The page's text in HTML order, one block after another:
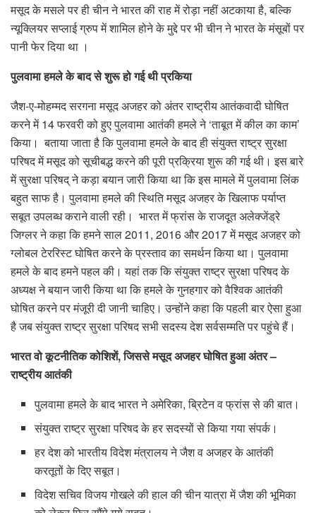
मसूद के मसले पर ही चीन ने भारत की राह में रोड़ा नहीं अटकाया है, बल्कि
न्‍यूक्लियर सप्‍लाई ग्रुप में शामिल होने के मुद्दे पर भी चीन ने भारत के मंसूबों पर
पानी फेर दिया था ।
पुलवामा हमले के बाद से शुरू हो गई थी प्रकिया
जैश-ए-मोहम्मद सरगना मसूद अजहर को अंतर राष्ट्रीय आतंकवादी घोषित
करने में 14 फरवरी को हुए पुलवामा आतंकी हमले ने ‘ताबूत में कील का काम’
किया। बताया जाता है कि पुलवामा हमले के बाद ही संयुक्‍त राष्‍ट्र सुरक्षा
परिषद में मसूद को सूचीबद्ध करने की पूरी प्रक्रिया शुरू की गई थी। इस बारे
में सुरक्षा परिषद् ने कड़ा बयान जारी किया था कि इस मामले में पुलवामा लिंक
बहुत साफ है। पुलवामा हमले की स्थिति मसूद अजहर के खिलाफ पर्याप्‍त
सबूत उपलब्‍ध कराने वाली रही। भारत में फ्रांस के राजदूत अलेक्जेंड्रे
जिग्लर ने कहा कि हमने साल 2011, 2016 और 2017 में मसूद अजहर को
ग्लोबल टेररिस्ट घोषित करने के प्रस्‍ताव का समर्थन किया था। पुलवामा
हमले के बाद हमने पहल की। यहां तक कि संयुक्‍त राष्‍ट्र सुरक्षा परिषद के
अध्‍यक्ष ने बयान जारी किया था कि हमले के गुनहगार को वैश्विक आतंकी
घोषित करने पर मंजूरी दी जानी चाहिए। उन्‍होंने कहा कि पहली बार ऐसा हुआ
है जब संयुक्‍त राष्‍ट्र सुरक्षा परिषद सभी सदस्‍य देश सर्वसम्‍मति पर पहुंचे हैं।
भारत वो कूटनीतिक कोशिशें, जिससे मसूद अजहर घोषित हुआ अंतर –
राष्ट्रीय आतंकी
पुलवामा हमले के बाद भारत ने अमेरिका, ब्रिटेन व फ्रांस से की बात।
संयुक्त राष्ट्र सुरक्षा परिषद के हर सदस्यों से किया गया संपर्क।
हर देश को भारतीय विदेश मंत्रालय ने जैश व अजहर के आतंकी
करतूतों के दिए सबूत।
विदेश सचिव विजय गोखले की हाल की चीन यात्रा में जैश की भूमिका